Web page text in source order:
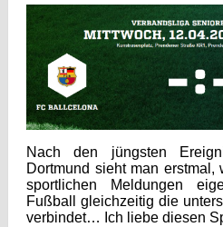
Nach den jüngsten
Dortmund sieht man
sportlichen Meldungen
Fußball gleichzeitig die
verbindet… Ich liebe diesen